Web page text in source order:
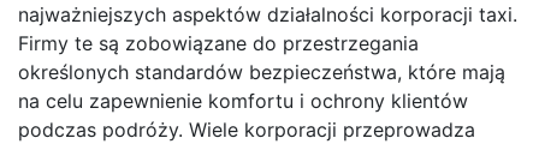
najważniejszych aspektów działalności korporacji taxi.
Firmy te są zobowiązane do przestrzegania
określonych standardów bezpieczeństwa, które mają
na celu zapewnienie komfortu i ochrony klientów
podczas podróży. Wiele korporacji przeprowadza